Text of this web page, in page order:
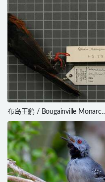
布岛王鹟 / Bougainville Monarch
/ Monarcha erythrostictus